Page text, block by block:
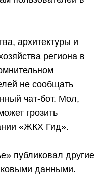
архитектуры и
региона в
не сообщать
чат-бот. Мол,
грозить
«ЖКХ Гид».
публиковал другие
данными.